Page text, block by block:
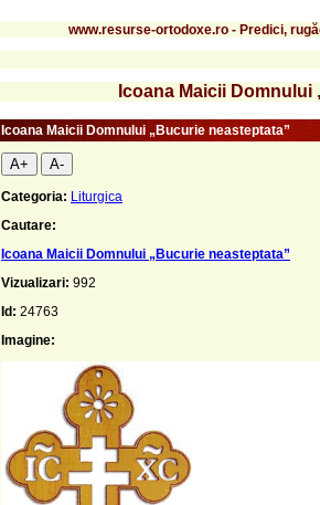
www.resurse-ortodoxe.ro - Predici,
Icoana Maicii
Icoana Maicii Domnului „Bucurie neasteptata”
A+ A-
Categoria: Liturgica
Cautare:
Icoana Maicii Domnului „Bucurie neasteptata”
Vizualizari: 992
Id: 24763
Imagine: